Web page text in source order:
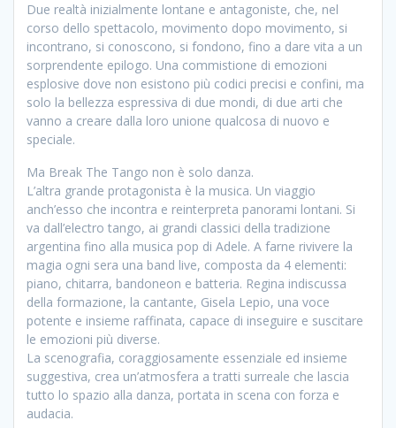
Due realtà inizialmente lontane e antagoniste, che, nel
corso dello spettacolo, movimento dopo movimento, si
incontrano, si conoscono, si fondono, fino a dare vita a un
sorprendente epilogo. Una commistione di emozioni
esplosive dove non esistono più codici precisi e confini, ma
solo la bellezza espressiva di due mondi, di due arti che
vanno a creare dalla loro unione qualcosa di nuovo e
speciale.
Ma Break The Tango non è solo danza.
L’altra grande protagonista è la musica. Un viaggio
anch’esso che incontra e reinterpreta panorami lontani. Si
va dall’electro tango, ai grandi classici della tradizione
argentina fino alla musica pop di Adele. A farne rivivere la
magia ogni sera una band live, composta da 4 elementi:
piano, chitarra, bandoneon e batteria. Regina indiscussa
della formazione, la cantante, Gisela Lepio, una voce
potente e insieme raffinata, capace di inseguire e suscitare
le emozioni più diverse.
La scenografia, coraggiosamente essenziale ed insieme
suggestiva, crea un’atmosfera a tratti surreale che lascia
tutto lo spazio alla danza, portata in scena con forza e
audacia.